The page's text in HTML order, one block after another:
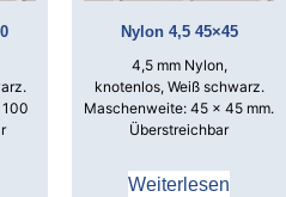
Nylon 4,5 45×45
4,5 mm Nylon,
knotenlos, Weiß schwarz.
Maschenweite: 45 x 45 mm.
Überstreichbar
Weiterlesen